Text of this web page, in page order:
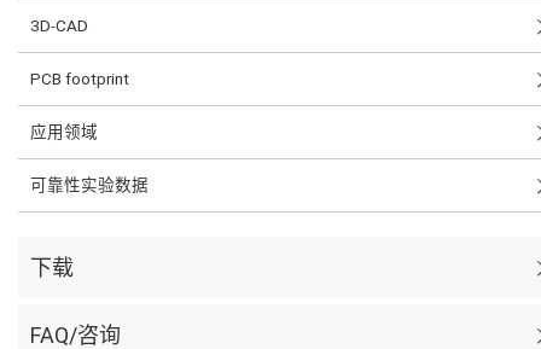
3D-CAD
PCB footprint
应用领域
可靠性实验数据
下载
FAQ/咨询